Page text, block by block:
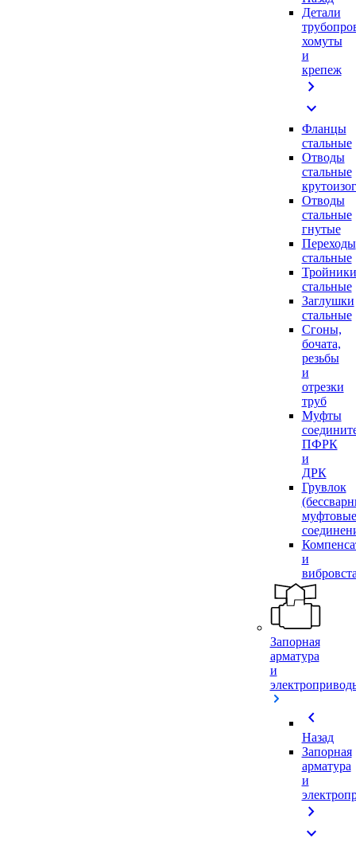
Детали
хомуты
и
крепеж
chevron_right
expand_more
Фланцы
стальные
Отводы
стальные
Отводы
стальные
гнутые
Переходы
стальные
Тройники
стальные
Заглушки
стальные
Сгоны,
бочата,
резьбы
и
отрезки
труб
Муфты
ПФРК
и
ДРК
Грувлок
муфтовые
и
Запорная
арматура
и
chevron_left
Назад
Запорная
арматура
и
chevron_right
expand_more